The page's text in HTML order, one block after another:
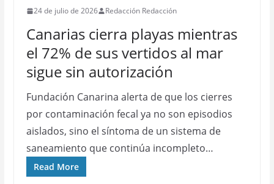
24 de julio de 2026 Redacción Redacción
Canarias cierra playas mientras
el 72% de sus vertidos al mar
sigue sin autorización
Fundación Canarina alerta de que los cierres
por contaminación fecal ya no son episodios
aislados, sino el síntoma de un sistema de
saneamiento que continúa incompleto…
Read More